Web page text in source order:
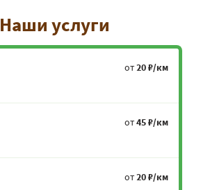
Наши услуги
от20 ₽/км
от45 ₽/км
от20 ₽/км